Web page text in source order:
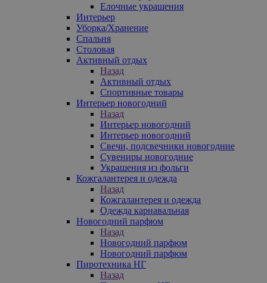
Елочные украшения
Интерьер
Уборка/Хранение
Спальня
Столовая
Активный отдых
Назад
Активный отдых
Спортивные товары
Интерьер новогодний
Назад
Интерьер новогодний
Интерьер новогодний
Свечи, подсвечники новогодние
Сувениры новогодние
Украшения из фольги
Кожгалантерея и одежда
Назад
Кожгалантерея и одежда
Одежда карнавальная
Новогодний парфюм
Назад
Новогодний парфюм
Новогодний парфюм
Пиротехника НГ
Назад